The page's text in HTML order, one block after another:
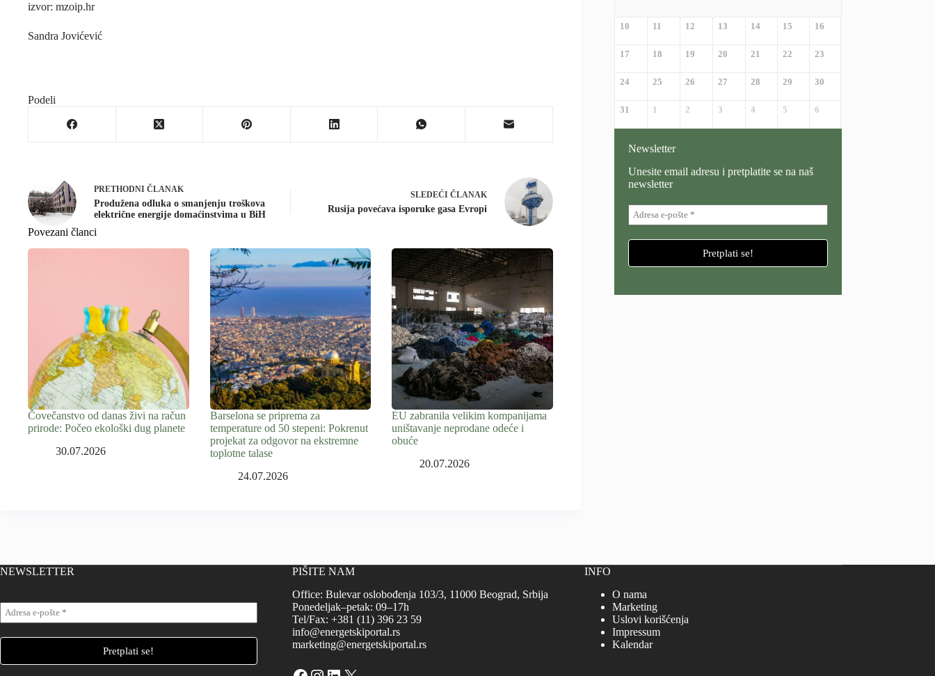
izvor: mzoip.hr
Sandra Jovićević
Podeli
PRETHODNI ČLANAK
Produžena odluka o smanjenju troškova
električne energije domaćinstvima u BiH
SLEDEĆI ČLANAK
Rusija povećava isporuke gasa Evropi
Povezani članci
Čovečanstvo od danas živi na račun
prirode: Počeo ekološki dug planete
30.07.2026
Barselona se priprema za
temperature od 50 stepeni: Pokrenut
projekat za odgovor na ekstremne
toplotne talase
24.07.2026
EU zabranila velikim kompanijama
uništavanje neprodane odeće i
obuće
20.07.2026
10 11 12 13 14 15 16
17 18 19 20 21 22 23
24 25 26 27 28 29 30
31 1 2 3 4 5 6
Newsletter
Unesite email adresu i pretplatite se na naš
newsletter
NEWSLETTER
PIŠITE NAM
Office: Bulevar oslobođenja 103/3, 11000 Beograd, Srbija
Ponedeljak–petak: 09–17h
Tel/Fax: +381 (11) 396 23 59
info@energetskiportal.rs
marketing@energetskiportal.rs
INFO
O nama
Marketing
Uslovi korišćenja
Impressum
Kalendar